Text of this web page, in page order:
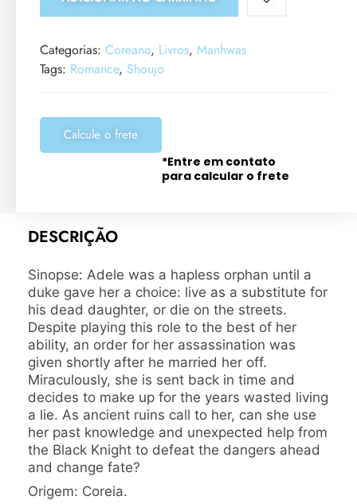
Categorias: Coreano, Livros, Manhwas
Tags: Romance, Shoujo
Calcule o frete
*Entre em contato
para calcular o frete
DESCRIÇÃO
Sinopse: Adele was a hapless orphan until a
duke gave her a choice: live as a substitute for
his dead daughter, or die on the streets.
Despite playing this role to the best of her
ability, an order for her assassination was
given shortly after he married her off.
Miraculously, she is sent back in time and
decides to make up for the years wasted living
a lie. As ancient ruins call to her, can she use
her past knowledge and unexpected help from
the Black Knight to defeat the dangers ahead
and change fate?
Origem: Coreia.